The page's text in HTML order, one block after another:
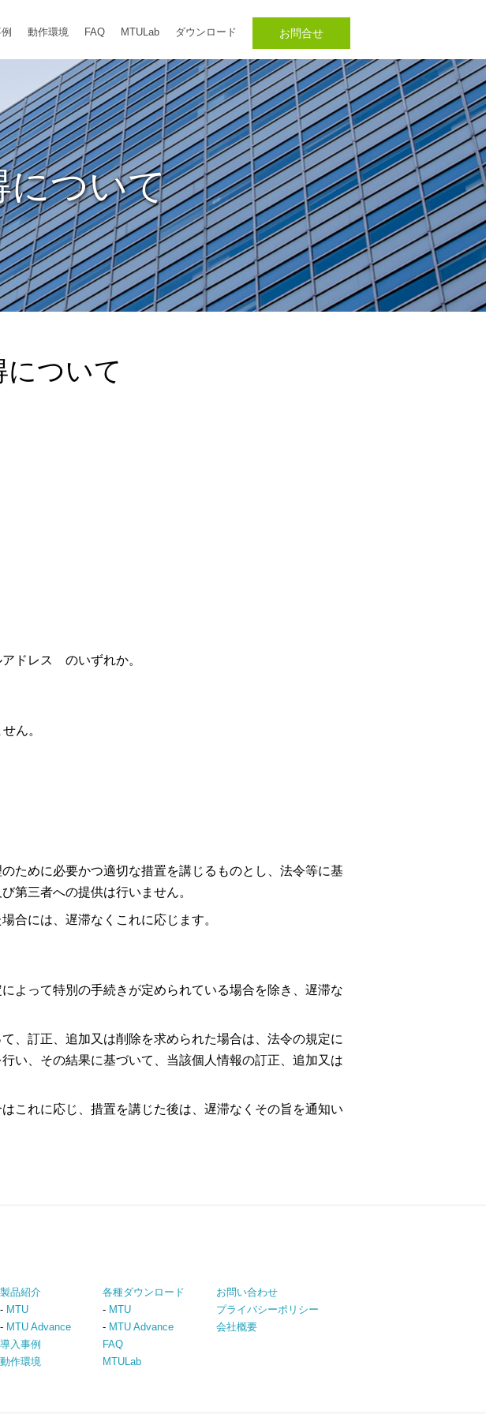
動作環境 FAQ MTULab ダウンロード お問合せ
について
ついて
ドレス のいずれか。
ん。
ために必要かつ適切な措置を講じるものとし、法令等に基
第三者への提供は行いません。
合には、遅滞なくこれに応じます。
よって特別の手続きが定められている場合を除き、遅滞な
、訂正、追加又は削除を求められた場合は、法令の規定に
い、その結果に基づいて、当該個人情報の訂正、追加又は
これに応じ、措置を講じた後は、遅滞なくその旨を通知い
製品紹介
- MTU
- MTU Advance
導入事例
動作環境
各種ダウンロード
- MTU
- MTU Advance
FAQ
MTULab
お問い合わせ
プライバシーポリシー
会社概要